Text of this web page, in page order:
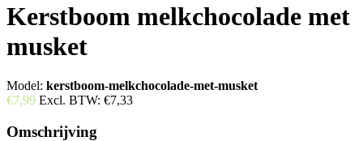
Kerstboom melkchocolade met
musket
Model: kerstboom-melkchocolade-met-musket
€7,99 Excl. BTW: €7,33
Omschrijving